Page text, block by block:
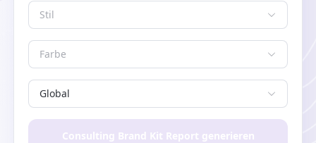
Stil
Farbe
Global
Consulting Brand Kit Report generieren